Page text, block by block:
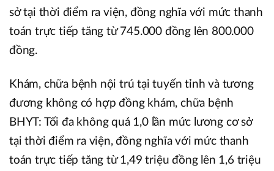
sở tại thời điểm ra viện, đồng nghĩa với mức thanh
toán trực tiếp tăng từ 745.000 đồng lên 800.000
đồng.
Khám, chữa bệnh nội trú tại tuyến tỉnh và tương
đương không có hợp đồng khám, chữa bệnh
BHYT: Tối đa không quá 1,0 lần mức lương cơ sở
tại thời điểm ra viện, đồng nghĩa với mức thanh
toán trực tiếp tăng từ 1,49 triệu đồng lên 1,6 triệu